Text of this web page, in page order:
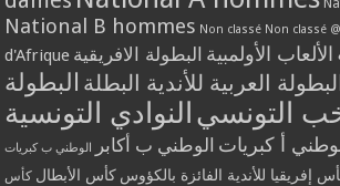
National B hommes Non classé Non classé
d'Afrique
الألعاب الأولمبية البطولة الافريقية
البطولة العربية للأندية البطلة البطولة
التونسي النوادي التونسية
أ كبريات الوطني ب أكابر الوطني ب كبريات
إفريقيا للأندية الفائزة بالكؤوس كأس الأبطال كأس